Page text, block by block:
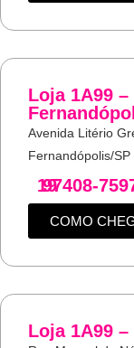
Loja 1A99
Avenida Litério
Fernandópolis/SP
19
97408-
COMO
Loja 1A99